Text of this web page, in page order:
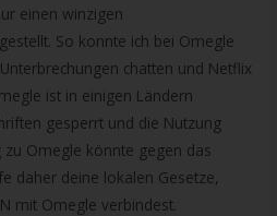
einen winzigen
So konnte ich bei Omegle
chatten und Netflix
ist in einigen Ländern
gesperrt und die Nutzung
Omegle könnte gegen das
daher deine lokalen Gesetze,
mit Omegle verbindest.